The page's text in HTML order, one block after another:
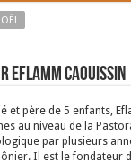
Eflamm Caouissin
et père de 5 enfants,
au niveau de la
par plusieurs
Il est le fondateur